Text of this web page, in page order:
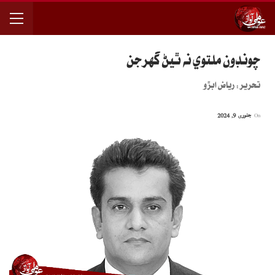
چونڊون ملتوي نه ٿيڻ گهرجن
تحرير: رياض ابڙو